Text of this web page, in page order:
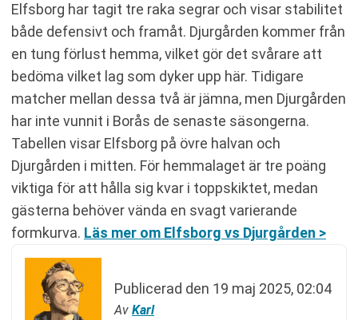
Elfsborg har tagit tre raka segrar och visar stabilitet
både defensivt och framåt. Djurgården kommer från
en tung förlust hemma, vilket gör det svårare att
bedöma vilket lag som dyker upp här. Tidigare
matcher mellan dessa två är jämna, men Djurgården
har inte vunnit i Borås de senaste säsongerna.
Tabellen visar Elfsborg på övre halvan och
Djurgården i mitten. För hemmalaget är tre poäng
viktiga för att hålla sig kvar i toppskiktet, medan
gästerna behöver vända en svagt varierande
formkurva. Läs mer om Elfsborg vs Djurgården >
Publicerad den 19 maj 2025, 02:04
Av Karl